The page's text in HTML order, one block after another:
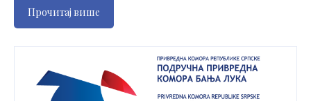
Прочитај више